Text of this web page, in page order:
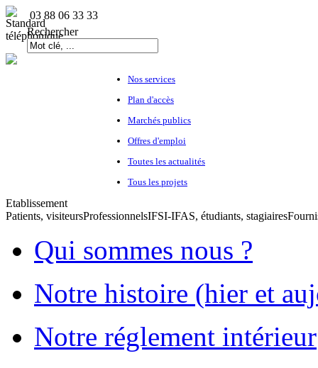
03 88 06 33 33
Rechercher
Nos services
Plan d'accès
Marchés publics
Offres d'emploi
Toutes les actualités
Tous les projets
Etablissement
Patients, visiteursProfessionnelsIFSI-IFAS, étudiants, stagiaires
Qui sommes nous ?
Notre histoire (hier et
Notre réglement intérieur